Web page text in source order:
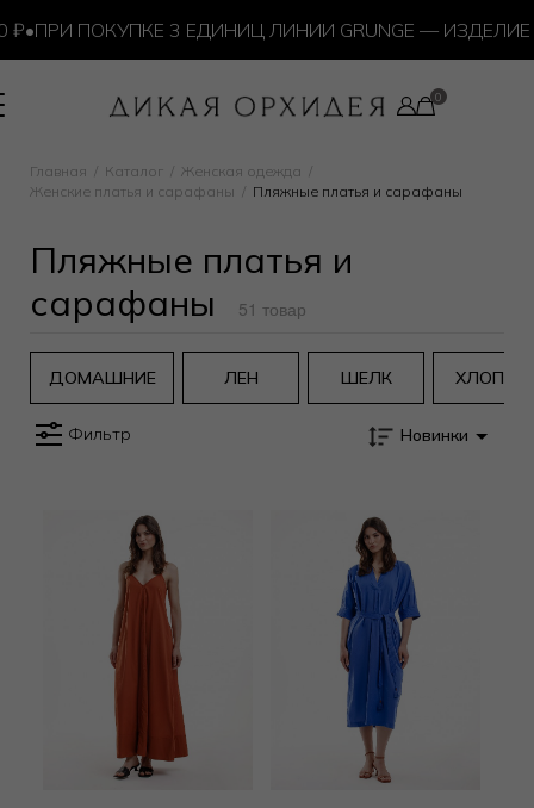
• ПРИ ПОКУПКЕ 3 ЕДИНИЦ ЛИНИИ GRUNGE —
Главная Каталог
Женская одежда
Женские платья и сарафаны
Пляжные платья и сарафаны
Пляжные платья и
сарафаны
51 товар
ДОМАШНИЕ ЛЕН ШЕЛК ХЛОПОК
Фильтр Новинки